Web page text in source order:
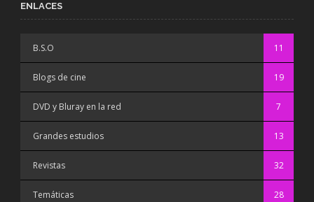
ENLACES
B.S.O 11
Blogs de cine 19
DVD y Bluray en la red 7
Grandes estudios 13
Revistas 32
Temáticas 28